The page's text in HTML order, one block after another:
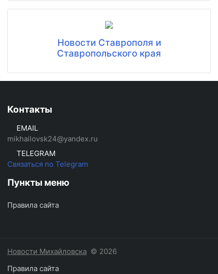
Новости Ставрополя и
Ставропольского края
Контакты
EMAIL
mikhailovsk24@yandex.ru
TELEGRAM
Связаться по Telegram
Пункты меню
Правила сайта
Новости Михайловска © 2026
Правила сайта